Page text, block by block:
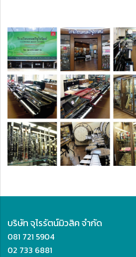
บริษัท จุไรรัตน์มิวสิค จำกัด
081 721 5904
02 733 6881